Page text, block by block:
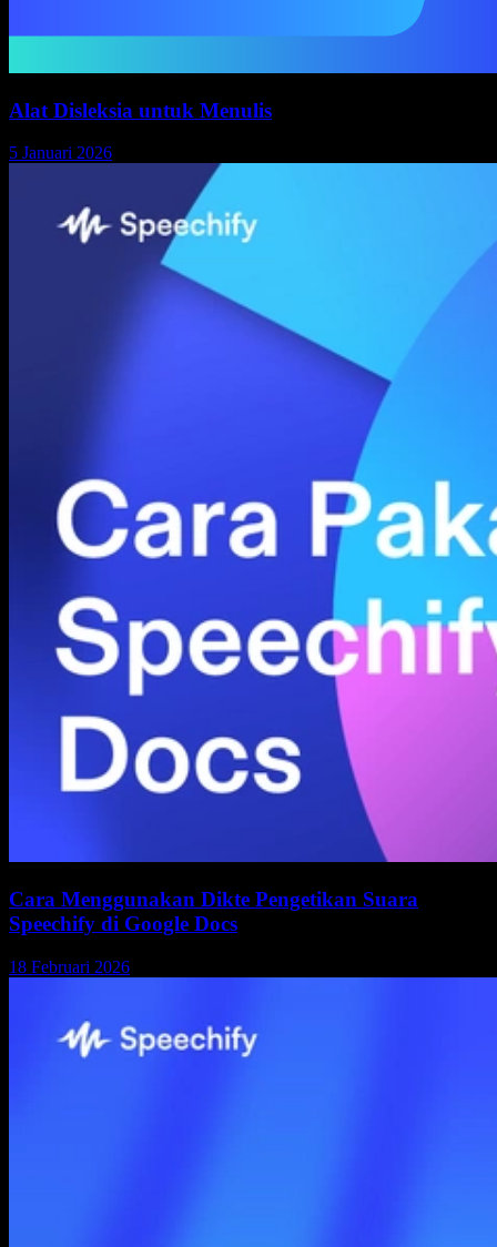
Alat Disleksia untuk Menulis
5 Januari 2026
Cara Menggunakan Dikte Pengetikan Suara
Speechify di Google Docs
18 Februari 2026